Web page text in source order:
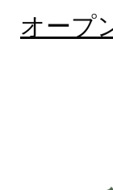
オープ